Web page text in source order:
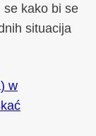
se kako bi se
situacija